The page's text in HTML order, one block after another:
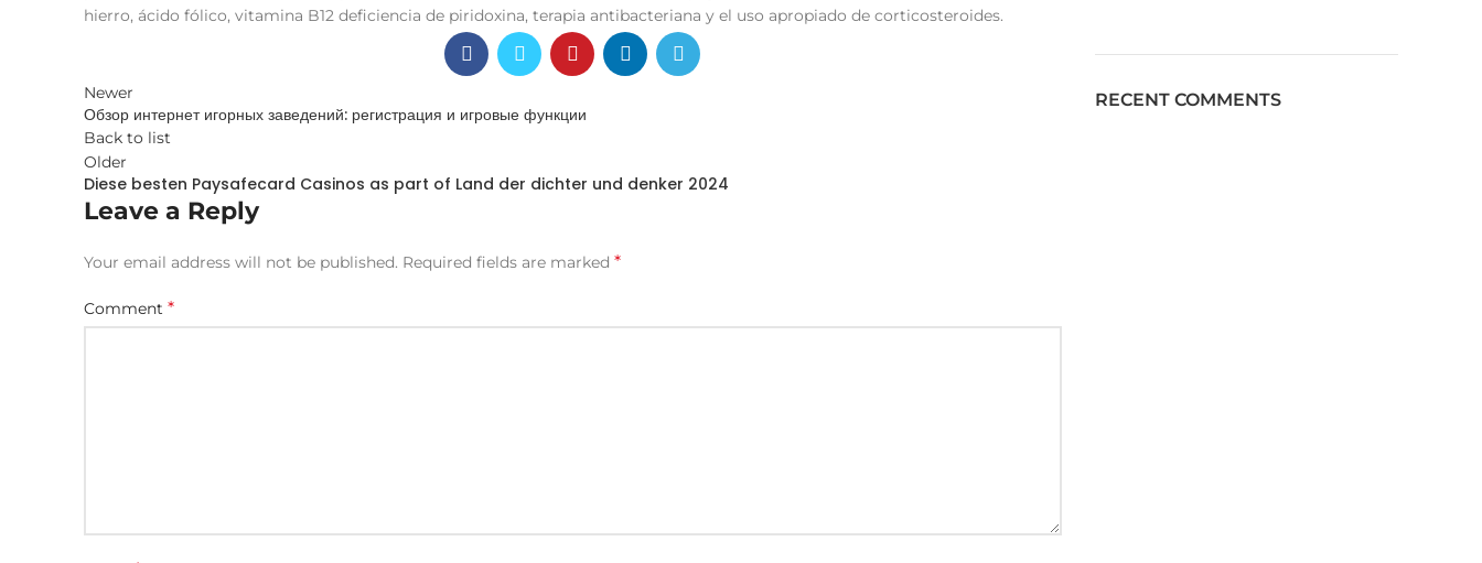
hierro, ácido fólico, vitamina B12 deficiencia de piridoxina, terapia antibacteriana y el uso apropiado de corticosteroides.
Newer
Обзор интернет игорных заведений: регистрация и игровые функции
Back to list
Older
Diese besten Paysafecard Casinos as part of Land der dichter und denker 2024
Leave a Reply
Your email address will not be published. Required fields are marked *
Comment *
RECENT COMMENTS